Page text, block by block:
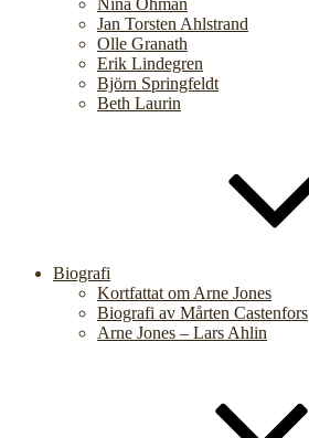
Nina Öhman
Jan Torsten Ahlstrand
Olle Granath
Erik Lindegren
Björn Springfeldt
Beth Laurin
Biografi
Kortfattat om Arne Jones
Biografi av Mårten Castenfors
Arne Jones – Lars Ahlin